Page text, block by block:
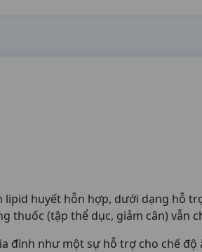
huyết hỗn hợp, dưới dạng hỗ
thuốc (tập thể dục, giảm cân) vẫn
như một sự hỗ trợ cho chế độ